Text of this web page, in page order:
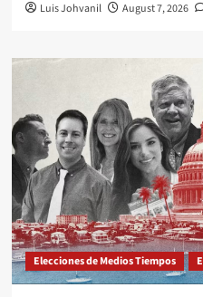
Luis Johvanil August 7, 2026
Elecciones de Medios Tiempos